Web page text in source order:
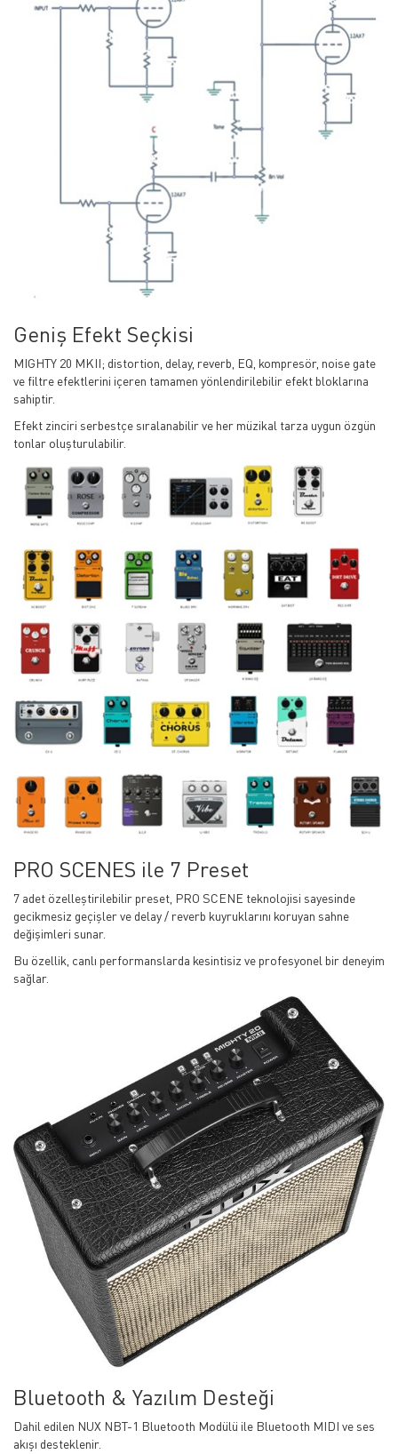
Geniş Efekt Seçkisi
MIGHTY 20 MKII; distortion, delay, reverb, EQ, kompresör, noise gate
ve filtre efektlerini içeren tamamen yönlendirilebilir efekt bloklarına
sahiptir.
Efekt zinciri serbestçe sıralanabilir ve her müzikal tarza uygun özgün
tonlar oluşturulabilir.
PRO SCENES ile 7 Preset
7 adet özelleştirilebilir preset, PRO SCENE teknolojisi sayesinde
gecikmesiz geçişler ve delay / reverb kuyruklarını koruyan sahne
değişimleri sunar.
Bu özellik, canlı performanslarda kesintisiz ve profesyonel bir deneyim
sağlar.
Bluetooth & Yazılım Desteği
Dahil edilen NUX NBT-1 Bluetooth Modülü ile Bluetooth MIDI ve ses
akışı desteklenir.